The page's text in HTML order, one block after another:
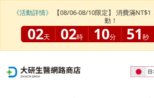
《活動詳情》
【08/06-08/10限定】 消費滿
動！
02天 02時 10分 50 秒